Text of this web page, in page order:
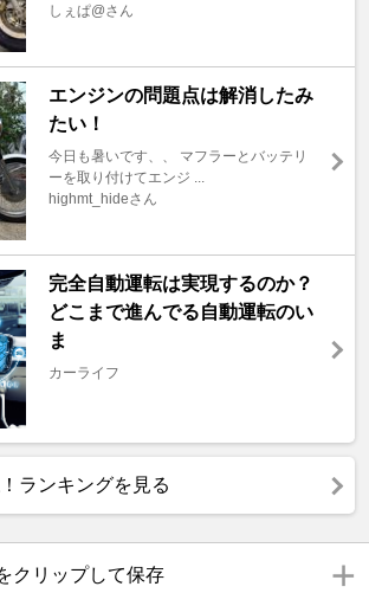
しぇぱ@さん
エンジンの問題点は解消したみ
たい！
今日も暑いです、、 マフラーとバッテリ
ーを取り付けてエンジ ...
highmt_hideさん
完全自動運転は実現するのか？
どこまで進んでる自動運転のい
ま
カーライフ
ランキングを見る
クリップして保存